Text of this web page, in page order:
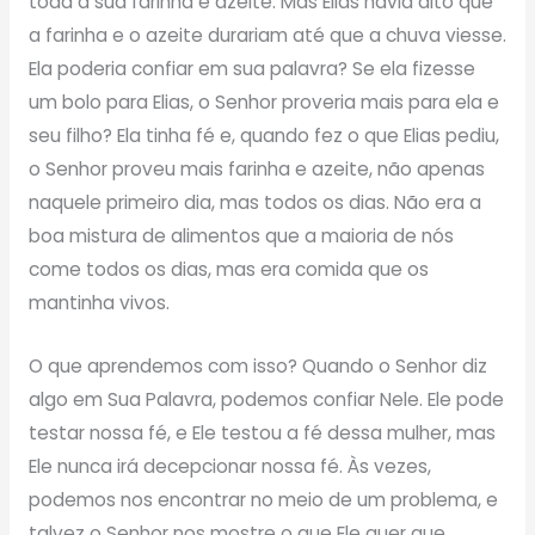
a farinha e o azeite durariam até que a chuva viesse.
Ela poderia confiar em sua palavra? Se ela fizesse
um bolo para Elias, o Senhor proveria mais para ela e
seu filho? Ela tinha fé e, quando fez o que Elias pediu,
o Senhor proveu mais farinha e azeite, não apenas
naquele primeiro dia, mas todos os dias. Não era a
boa mistura de alimentos que a maioria de nós
come todos os dias, mas era comida que os
mantinha vivos.
O que aprendemos com isso? Quando o Senhor diz
algo em Sua Palavra, podemos confiar Nele. Ele pode
testar nossa fé, e Ele testou a fé dessa mulher, mas
Ele nunca irá decepcionar nossa fé. Às vezes,
podemos nos encontrar no meio de um problema, e